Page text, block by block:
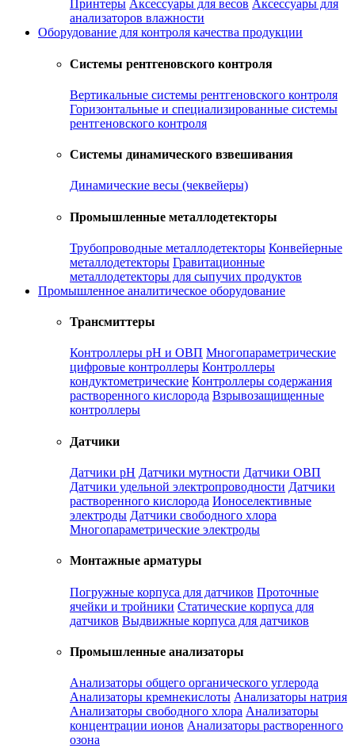
Принтеры Аксессуары для весов Аксессуары для
анализаторов влажности
Оборудование для контроля качества продукции
Системы рентгеновского контроля
Вертикальные системы рентгеновского контроля
Горизонтальные и специализированные системы
рентгеновского контроля
Системы динамического взвешивания
Динамические весы (чеквейеры)
Промышленные металлодетекторы
Трубопроводные металлодетекторы Конвейерные
металлодетекторы Гравитационные
металлодетекторы для сыпучих продуктов
Промышленное аналитическое оборудование
Трансмиттеры
Контроллеры рН и ОВП Многопараметрические
цифровые контроллеры Контроллеры
кондуктометрические Контроллеры содержания
растворенного кислорода Взрывозащищенные
контроллеры
Датчики
Датчики рН Датчики мутности Датчики ОВП
Датчики удельной электропроводности Датчики
растворенного кислорода Ионоселективные
электроды Датчики свободного хлора
Многопараметрические электроды
Монтажные арматуры
Погружные корпуса для датчиков Проточные
ячейки и тройники Статические корпуса для
датчиков Выдвижные корпуса для датчиков
Промышленные анализаторы
Анализаторы общего органического углерода
Анализаторы кремнекислоты Анализаторы натрия
Анализаторы свободного хлора Анализаторы
концентрации ионов Анализаторы растворенного
озона